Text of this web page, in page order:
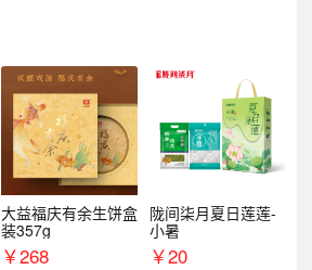
大益福庆有余生饼盒
装357g
￥268
陇间柒月夏日莲莲-
小暑
￥20